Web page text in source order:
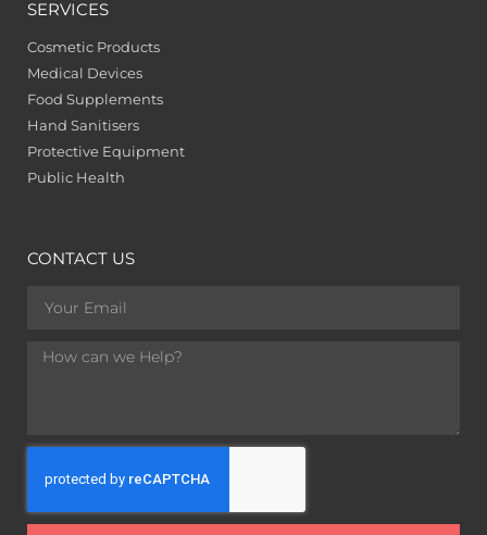
SERVICES
Cosmetic Products
Medical Devices
Food Supplements
Hand Sanitisers
Protective Equipment
Public Health
CONTACT US